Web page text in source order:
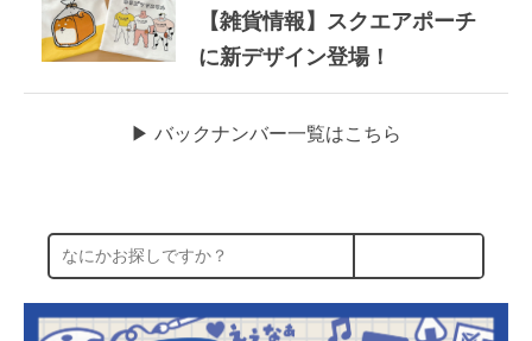
【雑貨情報】スクエアポーチ
に新デザイン登場！
▶︎ バックナンバー一覧はこちら